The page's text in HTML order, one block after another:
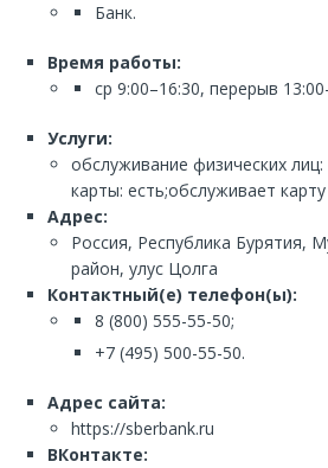
Банк.
Время работы:
ср 9:00–16:30, перерыв
Услуги:
обслуживание физических
карты: есть;обслуживает
Адрес:
Россия, Республика Бурятия,
район, улус Цолга
Контактный(е) телефон(ы):
8 (800) 555-55-50;
+7 (495) 500-55-50.
Адрес сайта:
https://sberbank.ru
ВКонтакте: